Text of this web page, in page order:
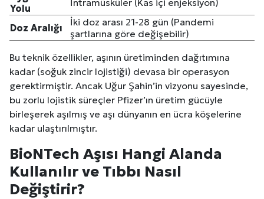
Yolu
İntramüsküler (Kas içi enjeksiyon)
Doz Aralığı
İki doz arası 21-28 gün (Pandemi
şartlarına göre değişebilir)
Bu teknik özellikler, aşının üretiminden dağıtımına
kadar (soğuk zincir lojistiği) devasa bir operasyon
gerektirmiştir. Ancak Uğur Şahin’in vizyonu sayesinde,
bu zorlu lojistik süreçler Pfizer’ın üretim gücüyle
birleşerek aşılmış ve aşı dünyanın en ücra köşelerine
kadar ulaştırılmıştır.
BioNTech Aşısı Hangi Alanda
Kullanılır ve Tıbbı Nasıl
Değiştirir?